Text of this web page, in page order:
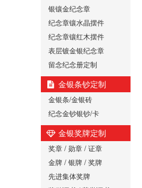
银镶金纪念章
纪念章镶水晶摆件
纪念章镶红木摆件
表层镀金银纪念章
留念纪念册定制
金银条钞定制
金银条/金银砖
纪念金钞银钞/卡
金银奖牌定制
奖章 / 勋章 / 证章
金牌 / 银牌 / 奖牌
先进集体奖牌